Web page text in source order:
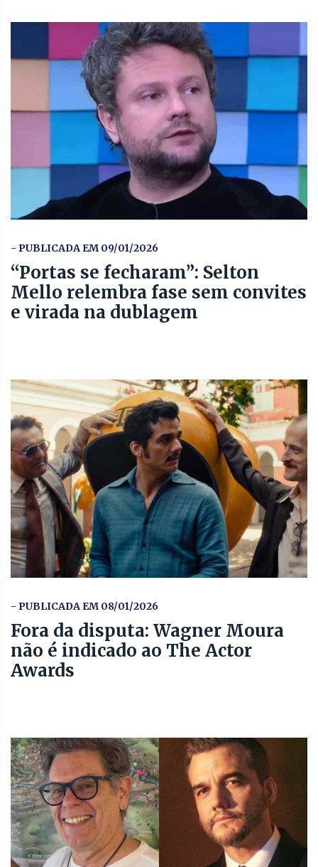
- PUBLICADA EM 09/01/2026
“Portas se fecharam”: Selton
Mello relembra fase sem convites
e virada na dublagem
- PUBLICADA EM 08/01/2026
Fora da disputa: Wagner Moura
não é indicado ao The Actor
Awards